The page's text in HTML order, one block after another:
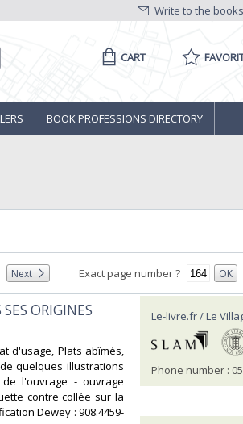
Write to the
CART
BOOK PROFESSIONS DIRECTORY
Next Exact page number ? OK
ORIGINES
d'usage, Plats abîmés,
quelques illustrations
l'ouvrage - ouvrage
contre collée sur la
Dewey : 908.4459-
Le-livre.fr / Le
Phone number : 05